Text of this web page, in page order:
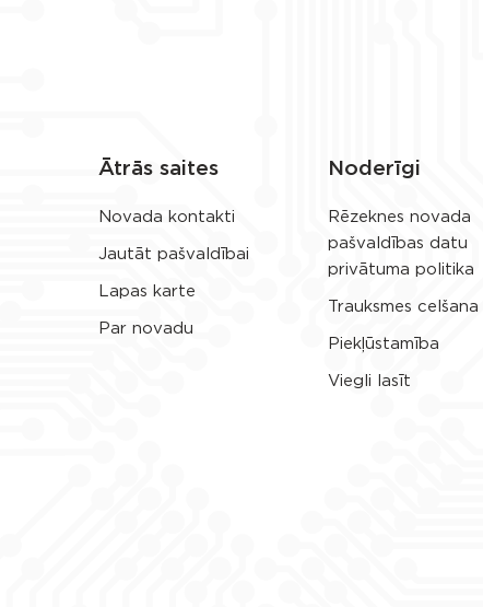
Ātrās saites
Novada kontakti
Jautāt pašvaldībai
Lapas karte
Par novadu
Noderīgi
Rēzeknes novada
pašvaldības datu
privātuma politika
Trauksmes celšana
Piekļūstamība
Viegli lasīt